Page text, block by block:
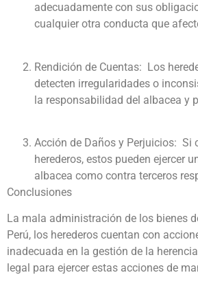
adecuadamente con sus
cualquier otra conducta que
Rendición de Cuentas: Los
detecten irregularidades o
la responsabilidad del albacea y
Acción de Daños y Perjuicios: Si
herederos, estos pueden ejercer
albacea como contra terceros
Conclusiones
La mala administración de los bienes
Perú, los herederos cuentan con
inadecuada en la gestión de la
legal para ejercer estas acciones de